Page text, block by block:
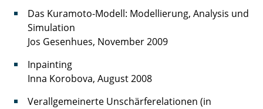
Das Kuramoto-Modell: Modellierung, Analysis und
Simulation
Jos Gesenhues, November 2009
Inpainting
Inna Korobova, August 2008
Verallgemeinerte Unschärferelationen (in